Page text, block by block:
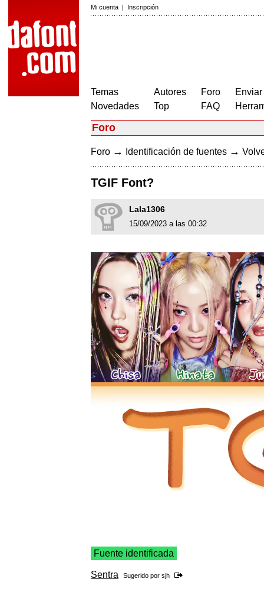
Mi cuenta | Inscripción
Temas
Novedades
Autores
Top
Foro
FAQ
Foro
Foro → Identificación de fuentes →
TGIF Font?
Lala1306
15/09/2023 a las 00:32
Fuente identificada
Sentra Sugerido por sjh